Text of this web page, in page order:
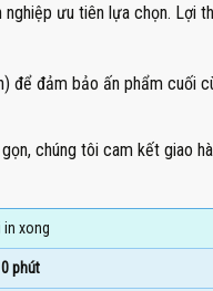
ưu tiên lựa chọn. Lợi
để đảm bảo ấn phẩm cuối
chúng tôi cam kết giao
in xong
phút